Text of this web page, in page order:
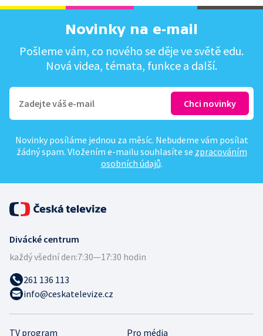
Novinky na e-mail
Pošleme vám, co nového se děje ve světě edu.
Nová videa, témata, funkce a další.
Novinky posíláme jednou za měsíc. Nebudeme vám posílat
žádný spam. Vložením e-mailu souhlasíte se zpracováním
osobních údajů.